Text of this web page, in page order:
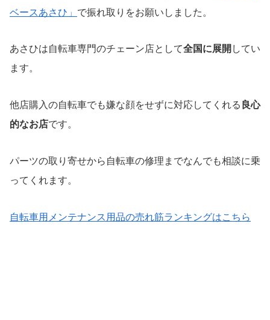
ベースあさひ」 で振れ取りをお願いしました。
あさひは自転車専門のチェーン店として全国に展開してい
ます。
他店購入の自転車でも嫌な顔をせずに対応してくれる良心
的なお店です。
パーツの取り寄せから自転車の修理までなんでも相談に乗
ってくれます。
自転車用メンテナンス用品の売れ筋ランキングはこちら